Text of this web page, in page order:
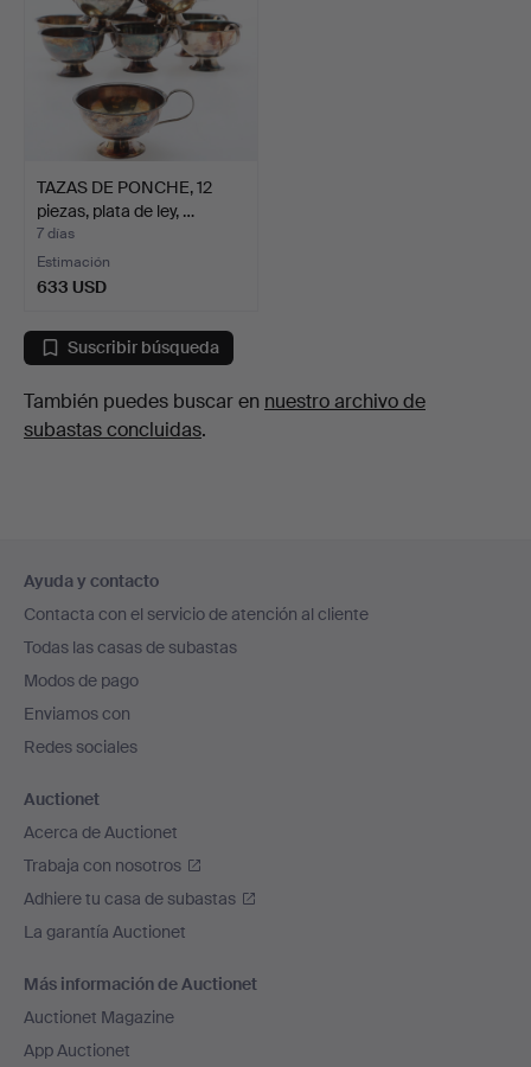
TAZAS DE PONCHE, 12
piezas, plata de ley, …
7 días
Estimación
633 USD
Suscribir búsqueda
También puedes buscar en nuestro archivo de
subastas concluidas.
en
el
pie
de
página
Ayuda y contacto
Contacta con el servicio de atención al cliente
Todas las casas de subastas
Modos de pago
Enviamos con
Redes sociales
Auctionet
Acerca de Auctionet
Trabaja con nosotros
Adhiere tu casa de subastas
La garantía Auctionet
Más información de Auctionet
Auctionet Magazine
App Auctionet